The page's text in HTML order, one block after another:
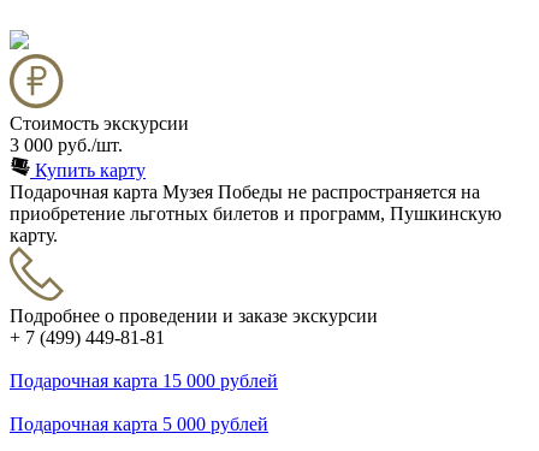
Стоимость экскурсии
3 000 руб./шт.
Купить карту
Подарочная карта Музея Победы не распространяется на
приобретение льготных билетов и программ, Пушкинскую
карту.
Подробнее о проведении и заказе экскурсии
+ 7 (499) 449-81-81
Подарочная карта 15 000 рублей
Подарочная карта 5 000 рублей